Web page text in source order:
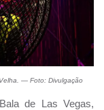
— Foto: Divulgação
de Las Vegas,